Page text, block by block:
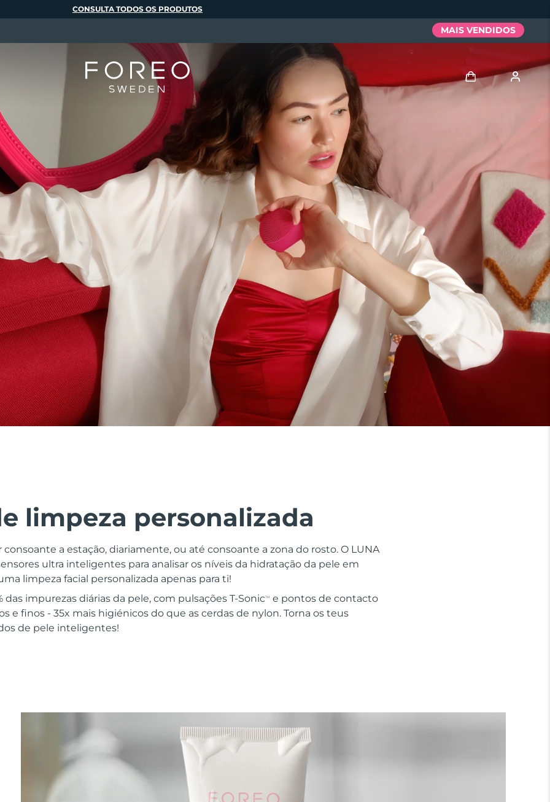
limpeza personalizada
a estação, diariamente, ou até consoante a zona do rosto. O LUNA
ultra inteligentes para analisar os níveis da hidratação da pele em
limpeza facial personalizada apenas para ti!
impurezas diárias da pele, com pulsações T-SonicTM
e pontos de contacto
e finos - 35x mais higiénicos do que as cerdas de nylon. Torna os teus
de pele inteligentes!
CONSULTA TODOS OS PRODUTOS
MAIS VENDIDOS
Perfil de usuário
Meus aparelhos
Meus pedidos
Meus endereços
As minhas subscrições